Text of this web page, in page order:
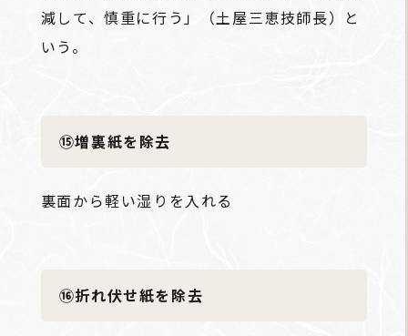
減して、慎重に行う」（土屋三恵技師長）と
いう。
⑮増裏紙を除去
裏面から軽い湿りを入れる
⑯折れ伏せ紙を除去